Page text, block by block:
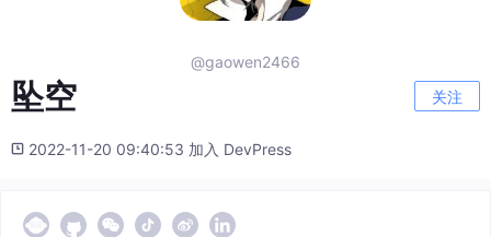
@gaowen2466
坠空 关注
2022-11-20 09:40:53 加入 DevPress